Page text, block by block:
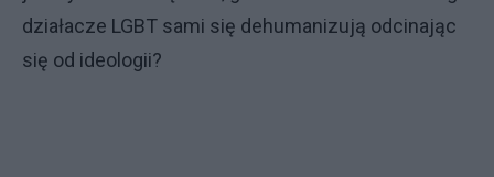
działacze LGBT sami się dehumanizują odcinając
się od ideologii?